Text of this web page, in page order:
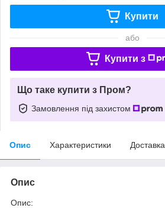
Купити
або
Купити з
Що таке купити з Пром?
Замовлення під захистом
Опис Характеристики Доставка
Опис
Опис: